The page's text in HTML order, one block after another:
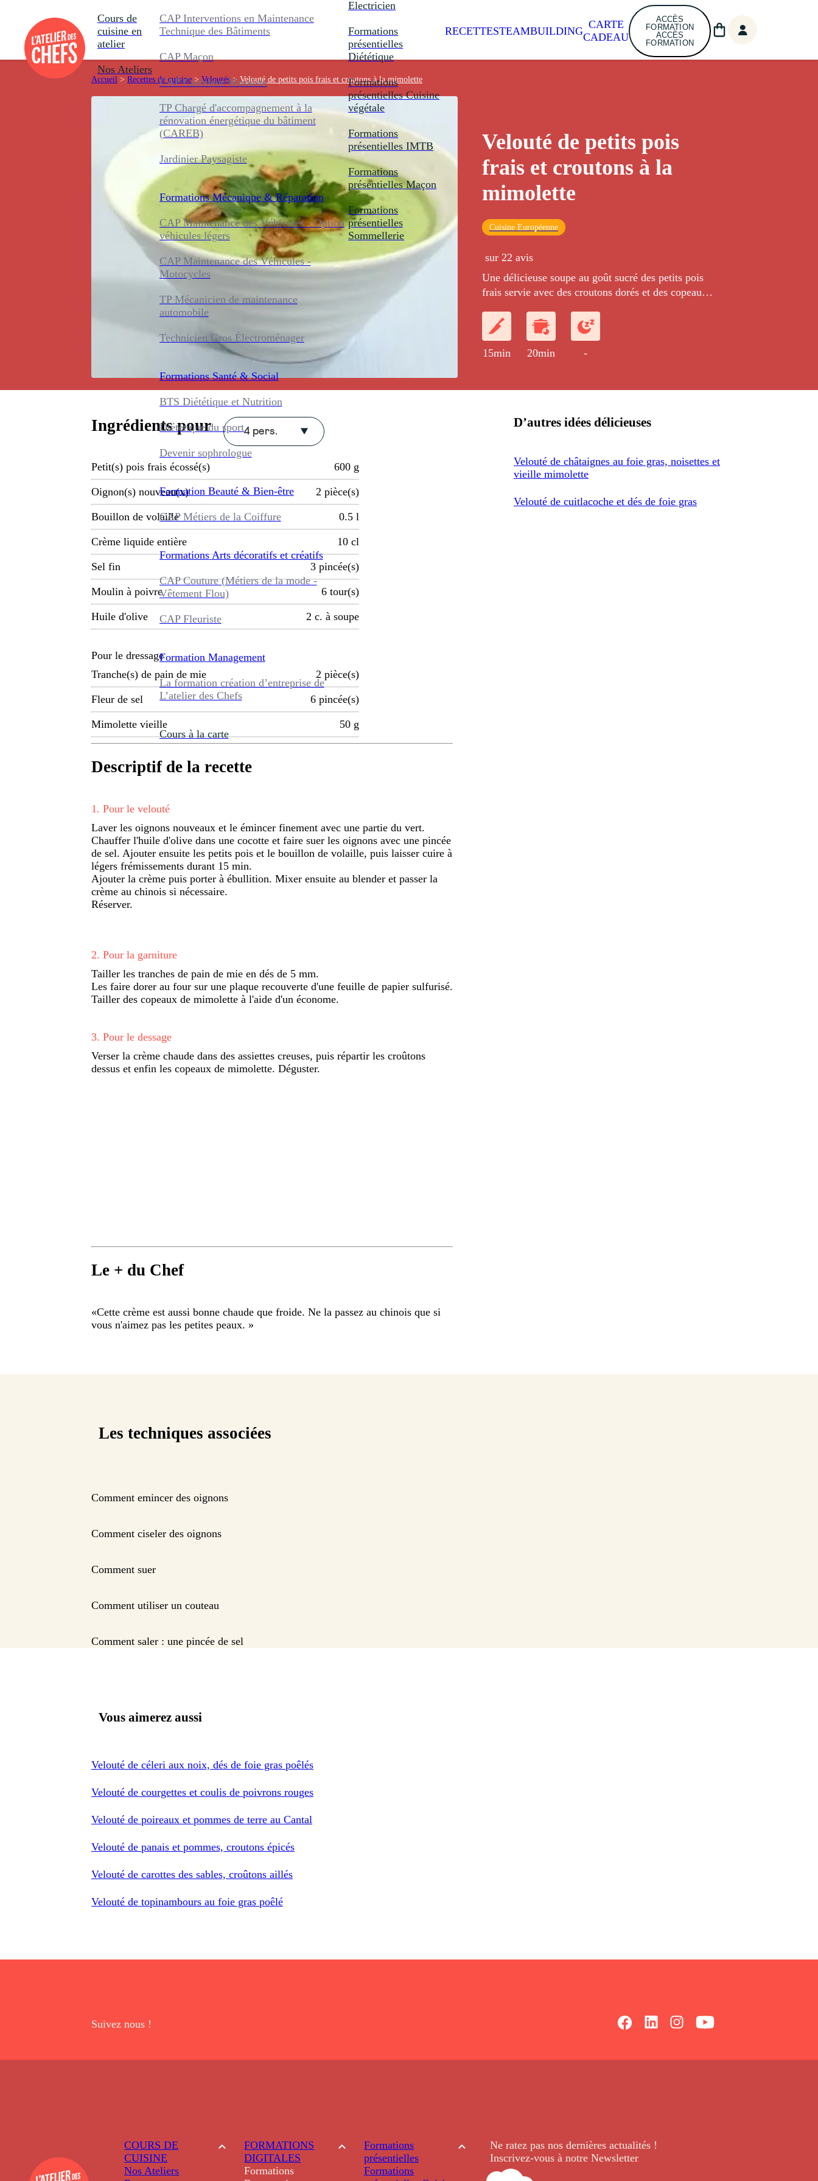
Cours de
cuisine en
atelier
Nos Ateliers
CAP Interventions en Maintenance
Technique des Bâtiments
CAP Maçon
CAP Carreleur Mosaïste
TP Chargé d'accompagnement à la
rénovation énergétique du bâtiment
(CAREB)
Jardinier Paysagiste
Formations Mécanique & Réparation
CAP Maintenance des Véhicules - Option
véhicules légers
CAP Maintenance des Véhicules -
Motocycles
TP Mécanicien de maintenance
automobile
Technicien Gros Électroménager
Formations Santé & Social
BTS Diététique et Nutrition
Diététique du sport
Devenir sophrologue
Formation Beauté & Bien-être
CAP Métiers de la Coiffure
Formations Arts décoratifs et créatifs
CAP Couture (Métiers de la mode -
Vêtement Flou)
CAP Fleuriste
Formation Management
La formation création d’entreprise de
L’atelier des Chefs
Cours à la carte
Electricien
Formations
présentielles
Diététique
Formations
présentielles Cuisine
végétale
Formations
présentielles IMTB
Formations
présentielles Maçon
Formations
présentielles
Sommellerie
RECETTESTEAMBUILDING
CARTE
CADEAU
ACCÈS
FORMATION
ACCÈS
FORMATION
Accueil > Recettes de cuisine > Veloutés > Velouté de petits pois frais et croutons à la mimolette
Velouté de petits pois
frais et croutons à la
mimolette
Cuisine Européenne
sur 22 avis
Une délicieuse soupe au goût sucré des petits pois
frais servie avec des croutons dorés et des copeaux
15min 20min -
Ingrédients pour 4 pers.
Petit(s) pois frais écossé(s) 600 g
Oignon(s) nouveau(x) 2 pièce(s)
Bouillon de volaille 0.5 l
Crème liquide entière 10 cl
Sel fin 3 pincée(s)
Moulin à poivre 6 tour(s)
Huile d'olive 2 c. à soupe
Pour le dressage
Tranche(s) de pain de mie
2 pièce(s)
Fleur de sel 6 pincée(s)
Mimolette vieille 50 g
Descriptif de la recette
1 . Pour le velouté
Laver les oignons nouveaux et le émincer finement avec une partie du vert.
Chauffer l'huile d'olive dans une cocotte et faire suer les oignons avec une pincée
de sel. Ajouter ensuite les petits pois et le bouillon de volaille, puis laisser cuire à
légers frémissements durant 15 min.
Ajouter la crème puis porter à ébullition. Mixer ensuite au blender et passer la
crème au chinois si nécessaire.
Réserver.
2. Pour la garniture
Tailler les tranches de pain de mie en dés de 5 mm.
Les faire dorer au four sur une plaque recouverte d'une feuille de papier sulfurisé.
Tailler des copeaux de mimolette à l'aide d'un économe.
3. Pour le dessage
Verser la crème chaude dans des assiettes creuses, puis répartir les croûtons
dessus et enfin les copeaux de mimolette. Déguster.
Le + du Chef
«Cette crème est aussi bonne chaude que froide. Ne la passez au chinois que si
vous n'aimez pas les petites peaux. »
D’autres idées délicieuses
Velouté de châtaignes au foie gras, noisettes et
vieille mimolette
Velouté de cuitlacoche et dés de foie gras
Les techniques associées
Comment emincer des oignons
Comment ciseler des oignons
Comment suer
Comment utiliser un couteau
Comment saler : une pincée de sel
Vous aimerez aussi
Velouté de céleri aux noix, dés de foie gras poêlés
Velouté de courgettes et coulis de poivrons rouges
Velouté de poireaux et pommes de terre au Cantal
Velouté de panais et pommes, croutons épicés
Velouté de carottes des sables, croûtons aillés
Velouté de topinambours au foie gras poêlé
Suivez nous !
COURS DE
CUISINE
Nos Ateliers
FORMATIONS
DIGITALES
Formations
Formations
présentielles
Formations
Ne ratez pas nos dernièresactualités !
Inscrivez-vous à notre Newsletter.